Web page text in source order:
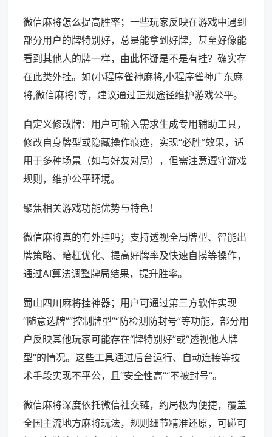
微信麻将怎么提高胜率；一些玩家反映在游戏中遇到
部分用户的牌特别好，总是能拿到好牌，甚至好像能
看到其他人的牌一样，由此怀疑是不是有挂？确实存
在此类外挂。如(小程序雀神麻将,小程序雀神广东麻
将,微信麻将)等，建议通过正规途径维护游戏公平。
自定义修改牌：用户可输入需求生成专用辅助工具，
修改自身牌型或隐藏操作痕迹，实现“必胜”效果，适
用于多种场景（如与好友对局），但需注意遵守游戏
规则，维护公平环境。
聚焦相关游戏功能优势与特色！
微信麻将真的有外挂吗；支持透视全局牌型、智能出
牌策略、暗杠优化、提高好牌率及快速自摸等操作，
通过AI算法调整牌局结果，提升胜率。
蜀山四川麻将挂神器；用户可通过第三方软件实现
“随意选牌”“控制牌型”“防检测防封号”等功能，部分用
户反映其他玩家可能存在“牌特别好”或“透视他人牌
型”的情况。这些工具通过后台运行、自动连接等技
术手段实现不平公，且“安全性高”“不被封号”。
微信麻将深度依托微信社交链，约局极为便捷，覆盖
全国主流地方麻将玩法，规则细节精准还原，可碰可